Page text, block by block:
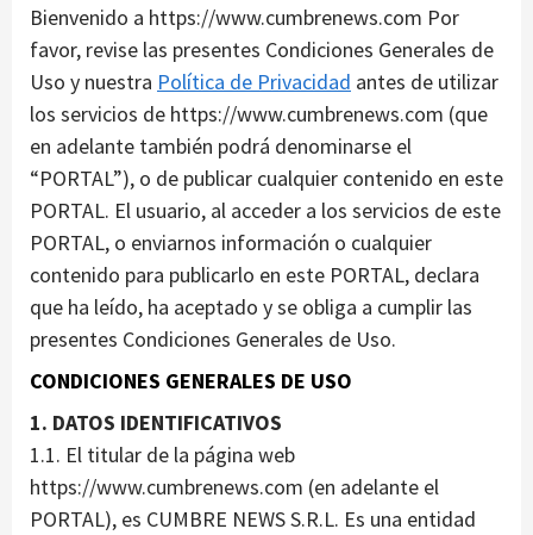
Bienvenido a https://www.cumbrenews.com Por
favor, revise las presentes Condiciones Generales de
Uso y nuestra Política de Privacidad antes de utilizar
los servicios de https://www.cumbrenews.com (que
en adelante también podrá denominarse el
“PORTAL”), o de publicar cualquier contenido en este
PORTAL. El usuario, al acceder a los servicios de este
PORTAL, o enviarnos información o cualquier
contenido para publicarlo en este PORTAL, declara
que ha leído, ha aceptado y se obliga a cumplir las
presentes Condiciones Generales de Uso.
CONDICIONES GENERALES DE USO
1. DATOS IDENTIFICATIVOS
1.1. El titular de la página web
https://www.cumbrenews.com (en adelante el
PORTAL), es CUMBRE NEWS S.R.L. Es una entidad